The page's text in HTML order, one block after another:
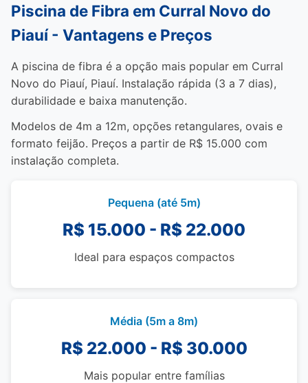
Piscina de Fibra em Curral Novo do
Piauí - Vantagens e Preços
A piscina de fibra é a opção mais popular em Curral
Novo do Piauí, Piauí. Instalação rápida (3 a 7 dias),
durabilidade e baixa manutenção.
Modelos de 4m a 12m, opções retangulares, ovais e
formato feijão. Preços a partir de R$ 15.000 com
instalação completa.
Pequena (até 5m)
R$ 15.000 - R$ 22.000
Ideal para espaços compactos
Média (5m a 8m)
R$ 22.000 - R$ 30.000
Mais popular entre famílias